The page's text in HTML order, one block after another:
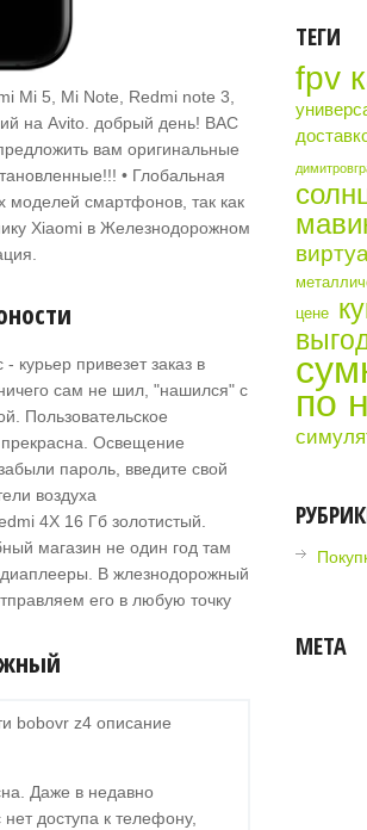
Mi 5, Mi Note, Redmi note 3,
на Avito. добрый день! ВАС
вам оригинальные
• Глобальная
моделей смартфонов, так как
Xiaomi в Железнодорожном
курьер привезет заказ в
сам не шил, "нашился" с
Пользовательское
Освещение
пароль, введите свой
воздуха
4X 16 Гб золотистый.
магазин не один год там
В жлезнодорожный
его в любую точку
bobovr z4 описание
Даже в недавно
доступа к телефону,
ТЕГИ
fpv
цене
по
МЕТА